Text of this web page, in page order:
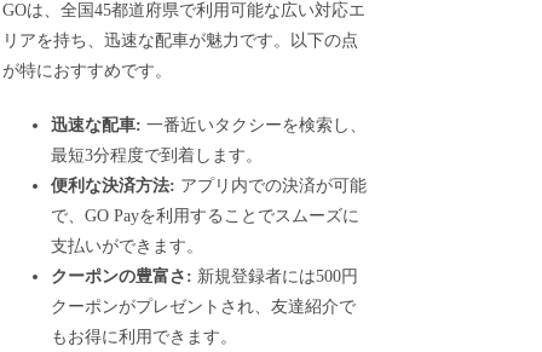
GOは、全国45都道府県で利用可能な広い対応エ
リアを持ち、迅速な配車が魅力です。以下の点
が特におすすめです。
迅速な配車: 一番近いタクシーを検索し、
最短3分程度で到着します。
便利な決済方法: アプリ内での決済が可能
で、GO Payを利用することでスムーズに
支払いができます。
クーポンの豊富さ: 新規登録者には500円
クーポンがプレゼントされ、友達紹介で
もお得に利用できます。